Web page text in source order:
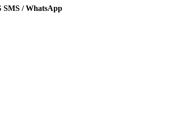
/ WhatsApp